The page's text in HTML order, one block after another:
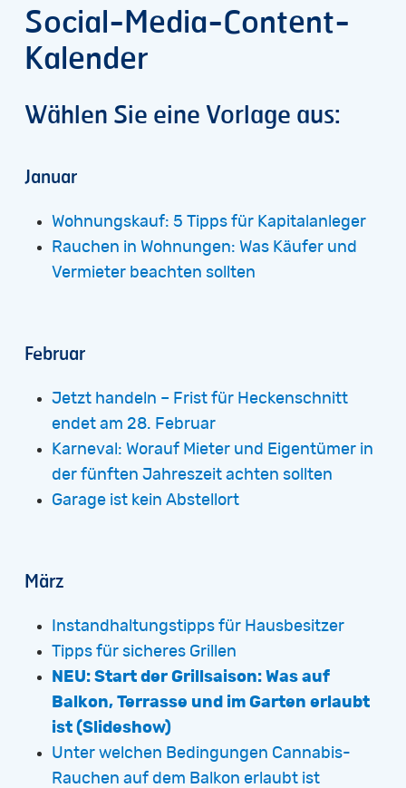
Social-Media-Content-
Kalender
Wählen Sie eine Vorlage aus:
Januar
Wohnungskauf: 5 Tipps für Kapitalanleger
Rauchen in Wohnungen: Was Käufer und
Vermieter beachten sollten
Februar
Jetzt handeln – Frist für Heckenschnitt
endet am 28. Februar
Karneval: Worauf Mieter und Eigentümer in
der fünften Jahreszeit achten sollten
Garage ist kein Abstellort
März
Instandhaltungstipps für Hausbesitzer
Tipps für sicheres Grillen
NEU: Start der Grillsaison: Was auf
Balkon, Terrasse und im Garten erlaubt
ist (Slideshow)
Unter welchen Bedingungen Cannabis-
Rauchen auf dem Balkon erlaubt ist